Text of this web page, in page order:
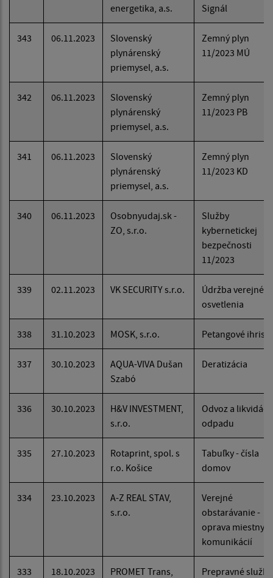
energetika, a.s.
Signál
343 06.11.2023
Slovenský
plynárenský
priemysel, a.s.
Zemný plyn
11/2023 MÚ
342 06.11.2023
Slovenský
plynárenský
priemysel, a.s.
Zemný plyn
11/2023 PB
341 06.11.2023
Slovenský
plynárenský
priemysel, a.s.
Zemný plyn
11/2023 KD
340 06.11.2023
Osobnyudaj.sk -
ZO, s.r.o.
Služby
kybernetickej
bezpečnosti
11/2023
339 02.11.2023 VK SECURITY s.r.o.
Údržba
osvetlenia
338 31.10.2023 MOSK, s.r.o. Petangové
337 30.10.2023
AQUA-VIVA Dušan
Szabó
Deratizácia
336 30.10.2023
H&V INVESTMENT,
s.r.o.
Odvoz a
odpadu
335 27.10.2023
Rotaprint, spol. s
r.o. Košice
Tabuľky - čísla
domov
334 23.10.2023
A-Z REAL STAV,
s.r.o.
Verejné
obstarávanie -
oprava
komunikácií
333 18.10.2023
PROMET Trans,
Prepravné